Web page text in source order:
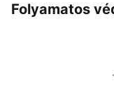
Folyamatos
Kínáljon